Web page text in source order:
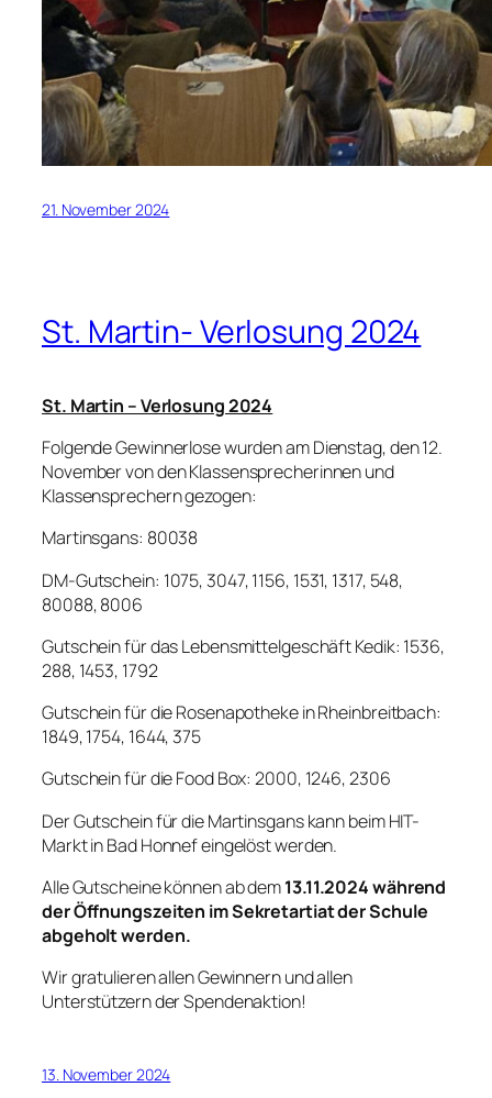
21. November 2024
St. Martin- Verlosung 2024
St. Martin – Verlosung 2024
Folgende Gewinnerlose wurden am Dienstag, den 12.
November von den Klassensprecherinnen und
Klassensprechern gezogen:
Martinsgans: 80038
DM-Gutschein: 1075, 3047, 1156, 1531, 1317, 548,
80088, 8006
Gutschein für das Lebensmittelgeschäft Kedik: 1536,
288, 1453, 1792
Gutschein für die Rosenapotheke in Rheinbreitbach:
1849, 1754, 1644, 375
Gutschein für die Food Box: 2000, 1246, 2306
Der Gutschein für die Martinsgans kann beim HIT-
Markt in Bad Honnef eingelöst werden.
Alle Gutscheine können ab dem13.11.2024 während
der Öffnungszeiten im Sekretartiat der Schule
abgeholt werden.
Wir gratulieren allen Gewinnern und allen
Unterstützern der Spendenaktion!
13. November 2024